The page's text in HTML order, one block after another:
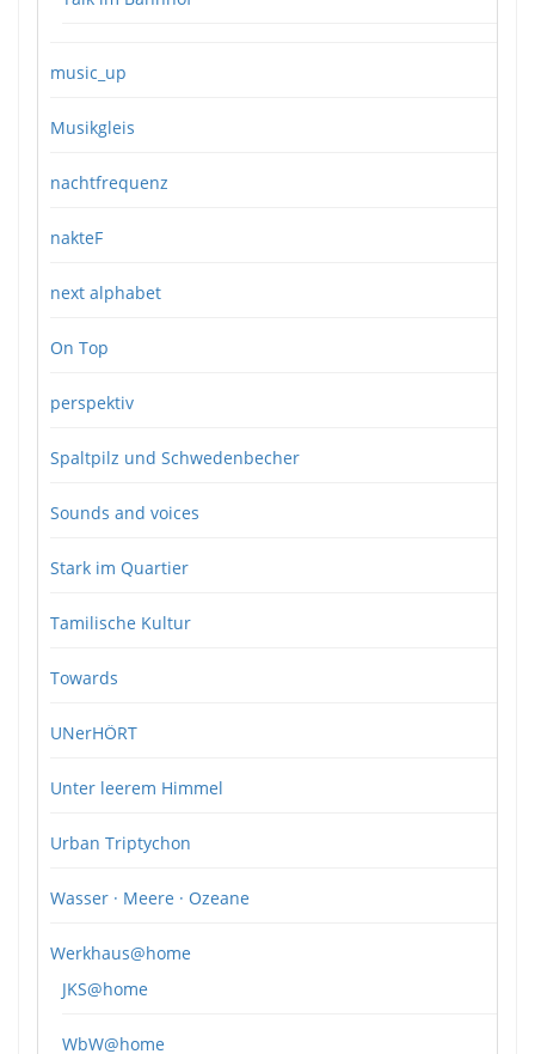
music_up
Musikgleis
nachtfrequenz
nakteF
next alphabet
On Top
perspektiv
Spaltpilz und Schwedenbecher
Sounds and voices
Stark im Quartier
Tamilische Kultur
Towards
UNerHÖRT
Unter leerem Himmel
Urban Triptychon
Wasser · Meere · Ozeane
Werkhaus@home
JKS@home
WbW@home